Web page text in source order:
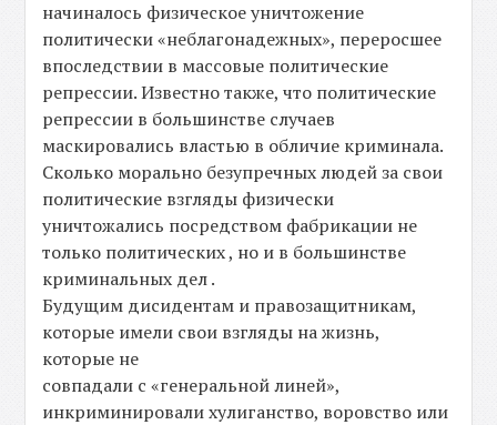
начиналось физическое уничтожение
политически «неблагонадежных», переросшее
впоследствии в массовые политические
репрессии. Известно также, что политические
репрессии в большинстве случаев
маскировались властью в обличие криминала.
Сколько морально безупречных людей за свои
политические взгляды физически
уничтожались посредством фабрикации не
только политических , но и в большинстве
криминальных дел .
Будущим дисидентам и правозащитникам,
которые имели свои взгляды на жизнь,
которые не
совпадали с «генеральной линей»,
инкриминировали хулиганство, воровство или